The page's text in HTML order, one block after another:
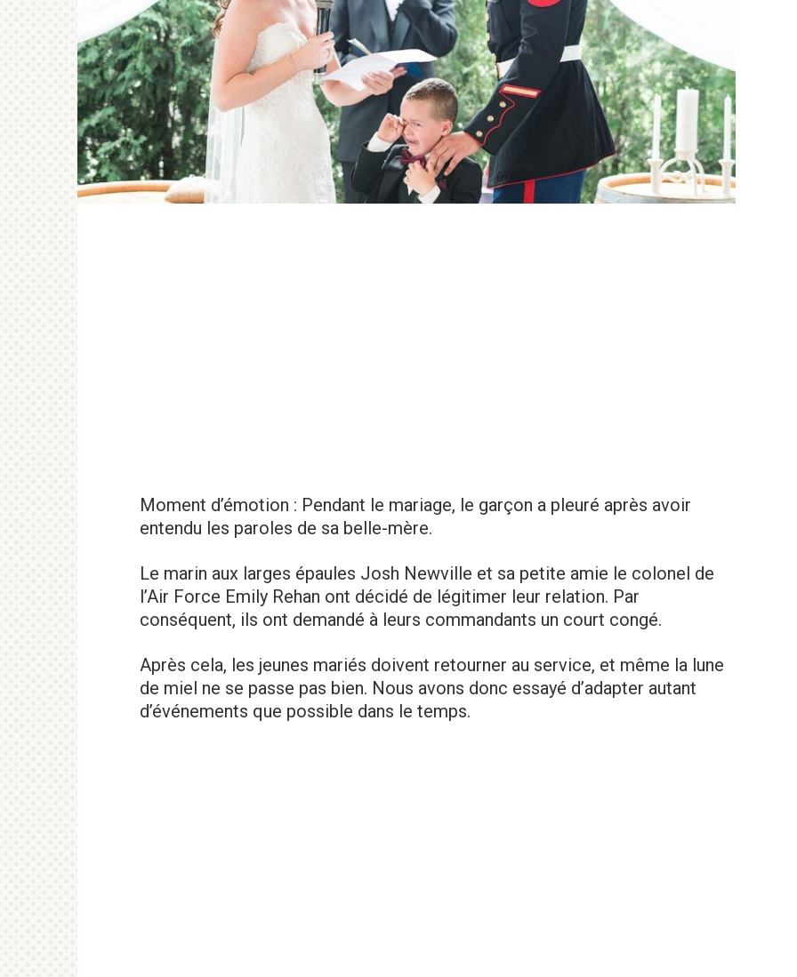
Moment d’émotion : Pendant le mariage, le garçon a pleuré après avoir
entendu les paroles de sa belle-mère.
Le marin aux larges épaules Josh Newville et sa petite amie le colonel de
l’Air Force Emily Rehan ont décidé de légitimer leur relation. Par
conséquent, ils ont demandé à leurs commandants un court congé.
Après cela, les jeunes mariés doivent retourner au service, et même la lune
de miel ne se passe pas bien. Nous avons donc essayé d’adapter autant
d’événements que possible dans le temps.